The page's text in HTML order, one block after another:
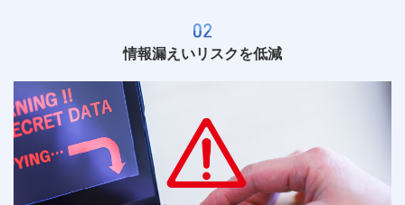
情報漏えいリスクを低減